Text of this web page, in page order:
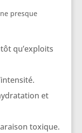
presque
qu’exploits
et
toxique.